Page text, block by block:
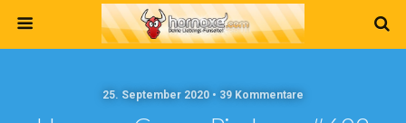
25. September 2020 • 39 Kommentare